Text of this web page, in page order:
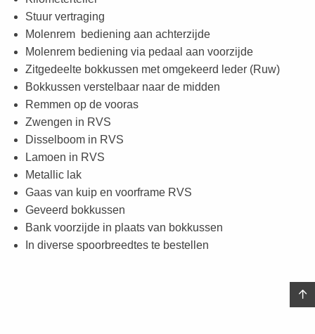
Stuur vertraging
Molenrem bediening aan achterzijde
Molenrem bediening via pedaal aan voorzijde
Zitgedeelte bokkussen met omgekeerd leder (Ruw)
Bokkussen verstelbaar naar de midden
Remmen op de vooras
Zwengen in RVS
Disselboom in RVS
Lamoen in RVS
Metallic lak
Gaas van kuip en voorframe RVS
Geveerd bokkussen
Bank voorzijde in plaats van bokkussen
In diverse spoorbreedtes te bestellen